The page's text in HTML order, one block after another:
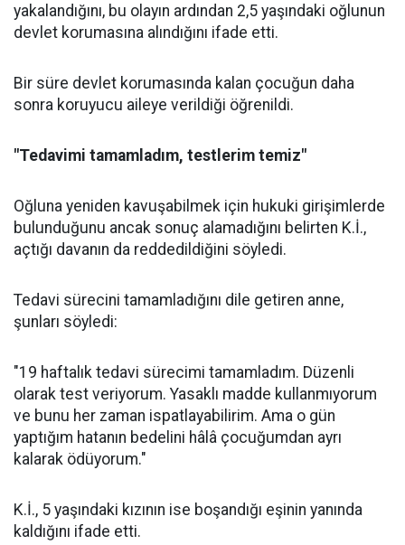
yakalandığını, bu olayın ardından 2,5 yaşındaki oğlunun
devlet korumasına alındığını ifade etti.
Bir süre devlet korumasında kalan çocuğun daha
sonra koruyucu aileye verildiği öğrenildi.
"Tedavimi tamamladım, testlerim temiz"
Oğluna yeniden kavuşabilmek için hukuki girişimlerde
bulunduğunu ancak sonuç alamadığını belirten K.İ.,
açtığı davanın da reddedildiğini söyledi.
Tedavi sürecini tamamladığını dile getiren anne,
şunları söyledi:
"19 haftalık tedavi sürecimi tamamladım. Düzenli
olarak test veriyorum. Yasaklı madde kullanmıyorum
ve bunu her zaman ispatlayabilirim. Ama o gün
yaptığım hatanın bedelini hâlâ çocuğumdan ayrı
kalarak ödüyorum."
K.İ., 5 yaşındaki kızının ise boşandığı eşinin yanında
kaldığını ifade etti.